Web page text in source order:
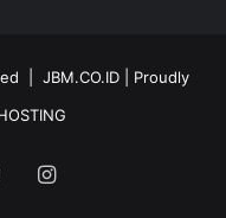
| JBM.CO.ID | Proudly
YouTubeInstagram